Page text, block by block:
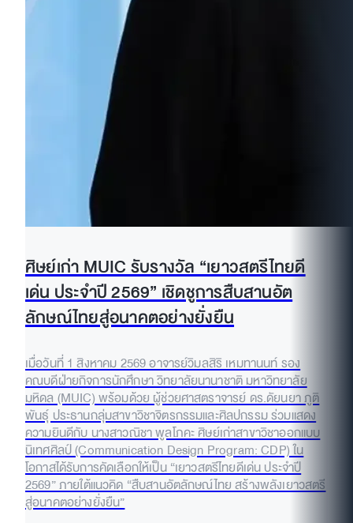
ศิษย์เก่า MUIC รับรางวัล “เยาวสตรีไทยดี
เด่น ประจำปี 2569” เชิดชูการสืบสานอัต
ลักษณ์ไทยสู่อนาคตอย่างยั่งยืน
เมื่อวันที่ 1 สิงหาคม 2569 อาจารย์วิมลสิริ เหมทานนท์ รอง
คณบดีฝ่ายกิจการนักศึกษา วิทยาลัยนานาชาติ มหาวิทยาลัย
มหิดล (MUIC) พร้อมด้วย ผู้ช่วยศาสตราจารย์ ดร.ดัยนยา ภูติ
พันธุ์ ประธานกลุ่มสาขาวิชาจิตรกรรมและศิลปกรรม ร่วมแสดง
ความยินดีกับ นางสาวณิชา พูลโภคะ ศิษย์เก่าสาขาวิชาออกแบบ
นิเทศศิลป์ (Communication Design Program: CDP) ใน
โอกาสได้รับการคัดเลือกให้เป็น “เยาวสตรีไทยดีเด่น ประจำปี
2569” ภายใต้แนวคิด “สืบสานอัตลักษณ์ไทย สร้างพลังเยาวสตรี
สู่อนาคตอย่างยั่งยืน”